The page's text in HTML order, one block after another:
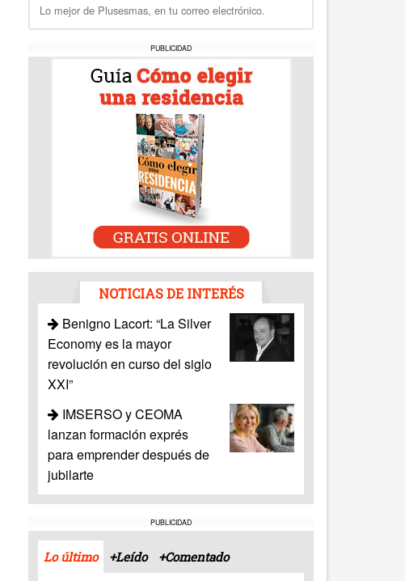
Lo mejor de Plusesmas, en tu correo electrónico.
PUBLICIDAD
NOTICIAS DE INTERÉS
Benigno Lacort: “La Silver
Economy es la mayor
revolución en curso del siglo
XXI”
IMSERSO y CEOMA
lanzan formación exprés
para emprender después de
jubilarte
PUBLICIDAD
Lo último +Leído +Comentado